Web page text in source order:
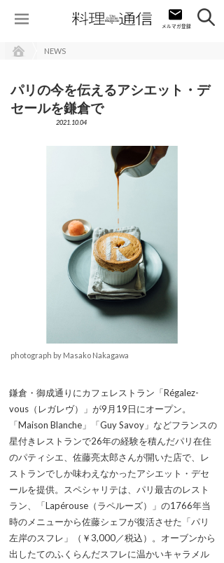
NEWS
パリの今を伝えるアシエット・デ
セールを鎌倉で
2021.10.04
photograph by Masako Nakagawa
鎌倉・御成通りにカフェレストラン「Régalez-
vous（レガレヴ）」が9月19日にオープン。
「Maison Blanche」「Guy Savoy」などフランスの
星付きレストランで26年の経験を積んだパリ在住
のパティシエ、佐藤亮太郎さんが開いた店で、レ
ストランでしか味わえなかったアシエット・デセ
ールを提供。スペシャリテは、パリ最古のレスト
ラン、「Lapérouse（ラペルーズ）」の1766年当
時のメニューから佐藤シェフが復活させた「パリ
左岸のスフレ」（￥3,000／税込）。オーブンから
出したてのふくらんだスフレに温かいキャラメル